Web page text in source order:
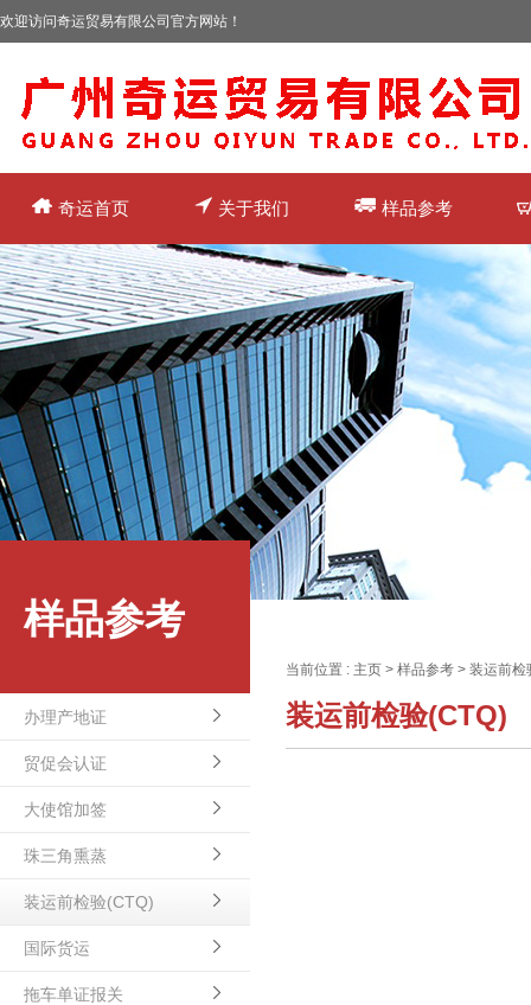
欢迎访问奇运贸易有限公司官方网站！
奇运首页 关于我们 样品参考
样品参考
办理产地证
贸促会认证
大使馆加签
珠三角熏蒸
装运前检验(CTQ)
国际货运
拖车单证报关
当前位置 : 主页 > 样品参考 > 装运前检
装运前检验(CTQ)